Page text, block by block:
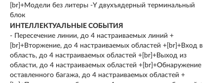
[br]+Модели без литеры -Y двухъядерный терминальный
блок
ИНТЕЛЛЕКТУАЛЬНЫЕ СОБЫТИЯ
- Пересечение линии, до 4 настраиваемых линий +
[br]+Вторжение, до 4 настраиваемых областей +[br]+Вход в
область, до 4 настраиваемых областей +[br]+Выход из
области, до 4 настраиваемых областей +[br]+Обнаружение
оставленного багажа, до 4 настраиваемых областей +